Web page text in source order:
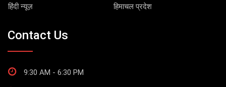
हिंदी न्यूज़
हिमाचल प्रदेश
Contact Us
9:30 AM - 6:30 PM